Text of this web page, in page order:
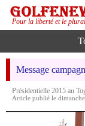
Pour la liberté et le
Message
Présidentielle 2015 au
Article publié le